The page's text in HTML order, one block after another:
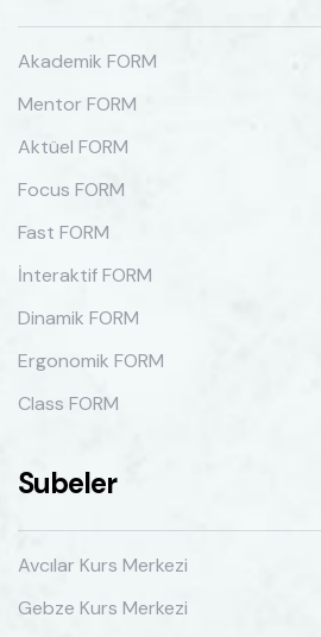
Akademik FORM
Mentor FORM
Aktüel FORM
Focus FORM
Fast FORM
İnteraktif FORM
Dinamik FORM
Ergonomik FORM
Class FORM
Subeler
Avcılar Kurs Merkezi
Gebze Kurs Merkezi